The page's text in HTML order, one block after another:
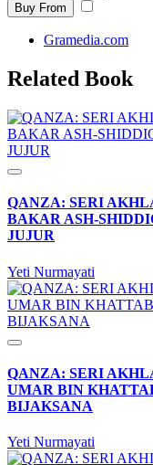
Buy From
Gramedia.com
Related Book
QANZA: SERI
BAKAR ASH-
JUJUR
Yeti Nurmayati
QANZA: SERI
UMAR BIN
BIJAKSANA
Yeti Nurmayati